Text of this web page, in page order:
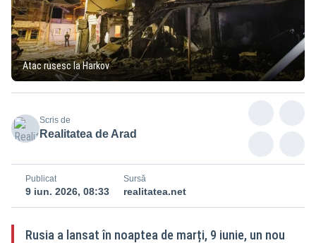
Atac rusesc la Harkov
Scris de
Realitatea de Arad
Publicat
9 iun. 2026, 08:33
Sursă
realitatea.net
Rusia a lansat în noaptea de marți, 9 iunie, un nou